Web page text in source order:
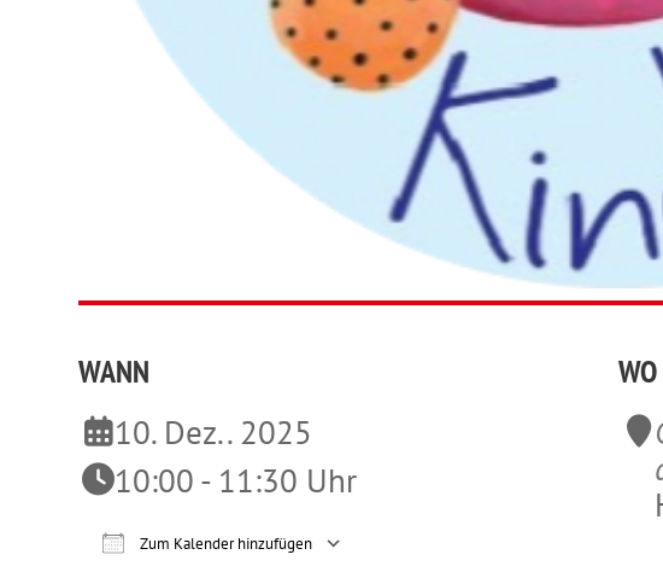
WANN
10. Dez.. 2025
10:00 - 11:30 Uhr
Zum Kalender hinzufügen
WO